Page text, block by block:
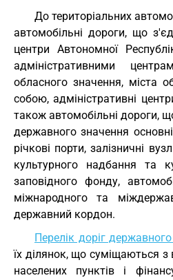
До територіальних
автомобільні дороги, що
центри Автономної
адміністративними
обласного значення, міста
собою, адміністративні
також автомобільні дороги,
державного значення
річкові порти, залізничні
культурного надбання та
заповідного фонду,
міжнародного та
державний кордон.
Перелік доріг
їх ділянок, що суміщаються
населених пунктів і